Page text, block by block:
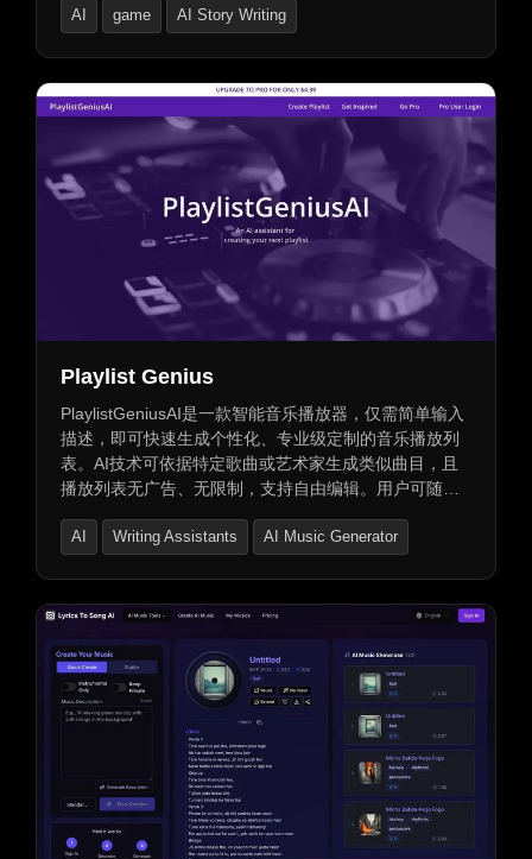
AI game AI Story Writing
Playlist Genius
PlaylistGeniusAI是一款智能音乐播放器，仅需简单输入
描述，即可快速生成个性化、专业级定制的音乐播放列
表。AI技术可依据特定歌曲或艺术家生成类似曲目，且
播放列表无广告、无限制，支持自由编辑。用户可随意
提供一次性付费升级服务，无需按月付费，让您的音乐
AI Writing Assistants AI Music Generator